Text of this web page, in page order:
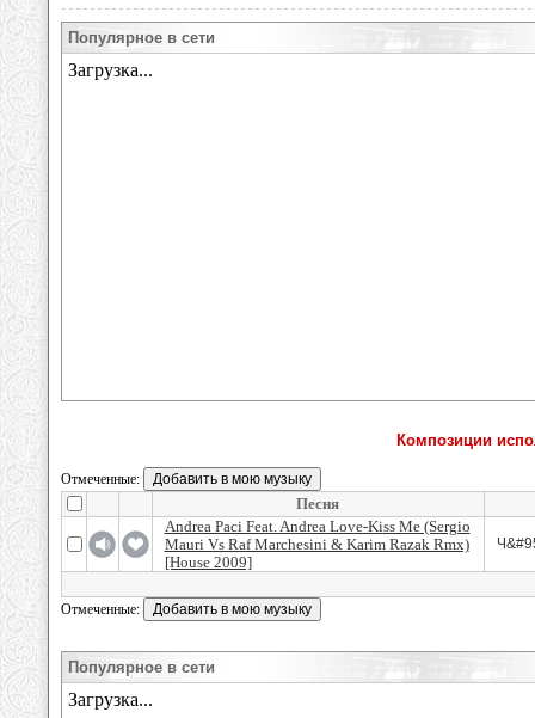
Популярное в сети
Композиции
Отмеченные:
Песня
Andrea Paci Feat. Andrea Love-Kiss Me (Sergio
Mauri Vs Raf Marchesini & Karim Razak Rmx)
[House 2009]
Отмеченные:
Популярное в сети